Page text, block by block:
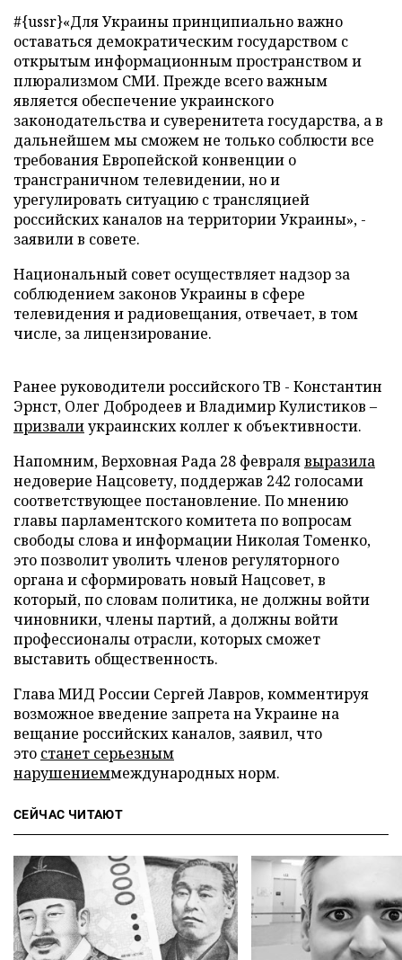
#{ussr}«Для Украины принципиально важно
оставаться демократическим государством с
открытым информационным пространством и
плюрализмом СМИ. Прежде всего важным
является обеспечение украинского
законодательства и суверенитета государства, а в
дальнейшем мы сможем не только соблюсти все
требования Европейской конвенции о
трансграничном телевидении, но и
урегулировать ситуацию с трансляцией
российских каналов на территории Украины», -
заявили в совете.
Национальный совет осуществляет надзор за
соблюдением законов Украины в сфере
телевидения и радиовещания, отвечает, в том
числе, за лицензирование.
Ранее руководители российского ТВ - Константин
Эрнст, Олег Добродеев и Владимир Кулистиков –
призвалиукраинских коллег к объективности.
Напомним, Верховная Рада 28 февралявыразила
недоверие Нацсовету, поддержав 242 голосами
соответствующее постановление. По мнению
главы парламентского комитета по вопросам
свободы слова и информации Николая Томенко,
это позволит уволить членов регуляторного
органа и сформировать новый Нацсовет, в
который, по словам политика, не должны войти
чиновники, члены партий, а должны войти
профессионалы отрасли, которых сможет
выставить общественность.
Глава МИД России Сергей Лавров, комментируя
возможное введение запрета на Украине на
вещание российских каналов, заявил, что
это станет серьезным
нарушениеммеждународных норм.
СЕЙЧАС ЧИТАЮТ